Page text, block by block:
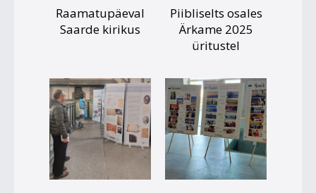
Raamatupäeval
Saarde kirikus
Piibliselts osales
Ärkame 2025
üritustel